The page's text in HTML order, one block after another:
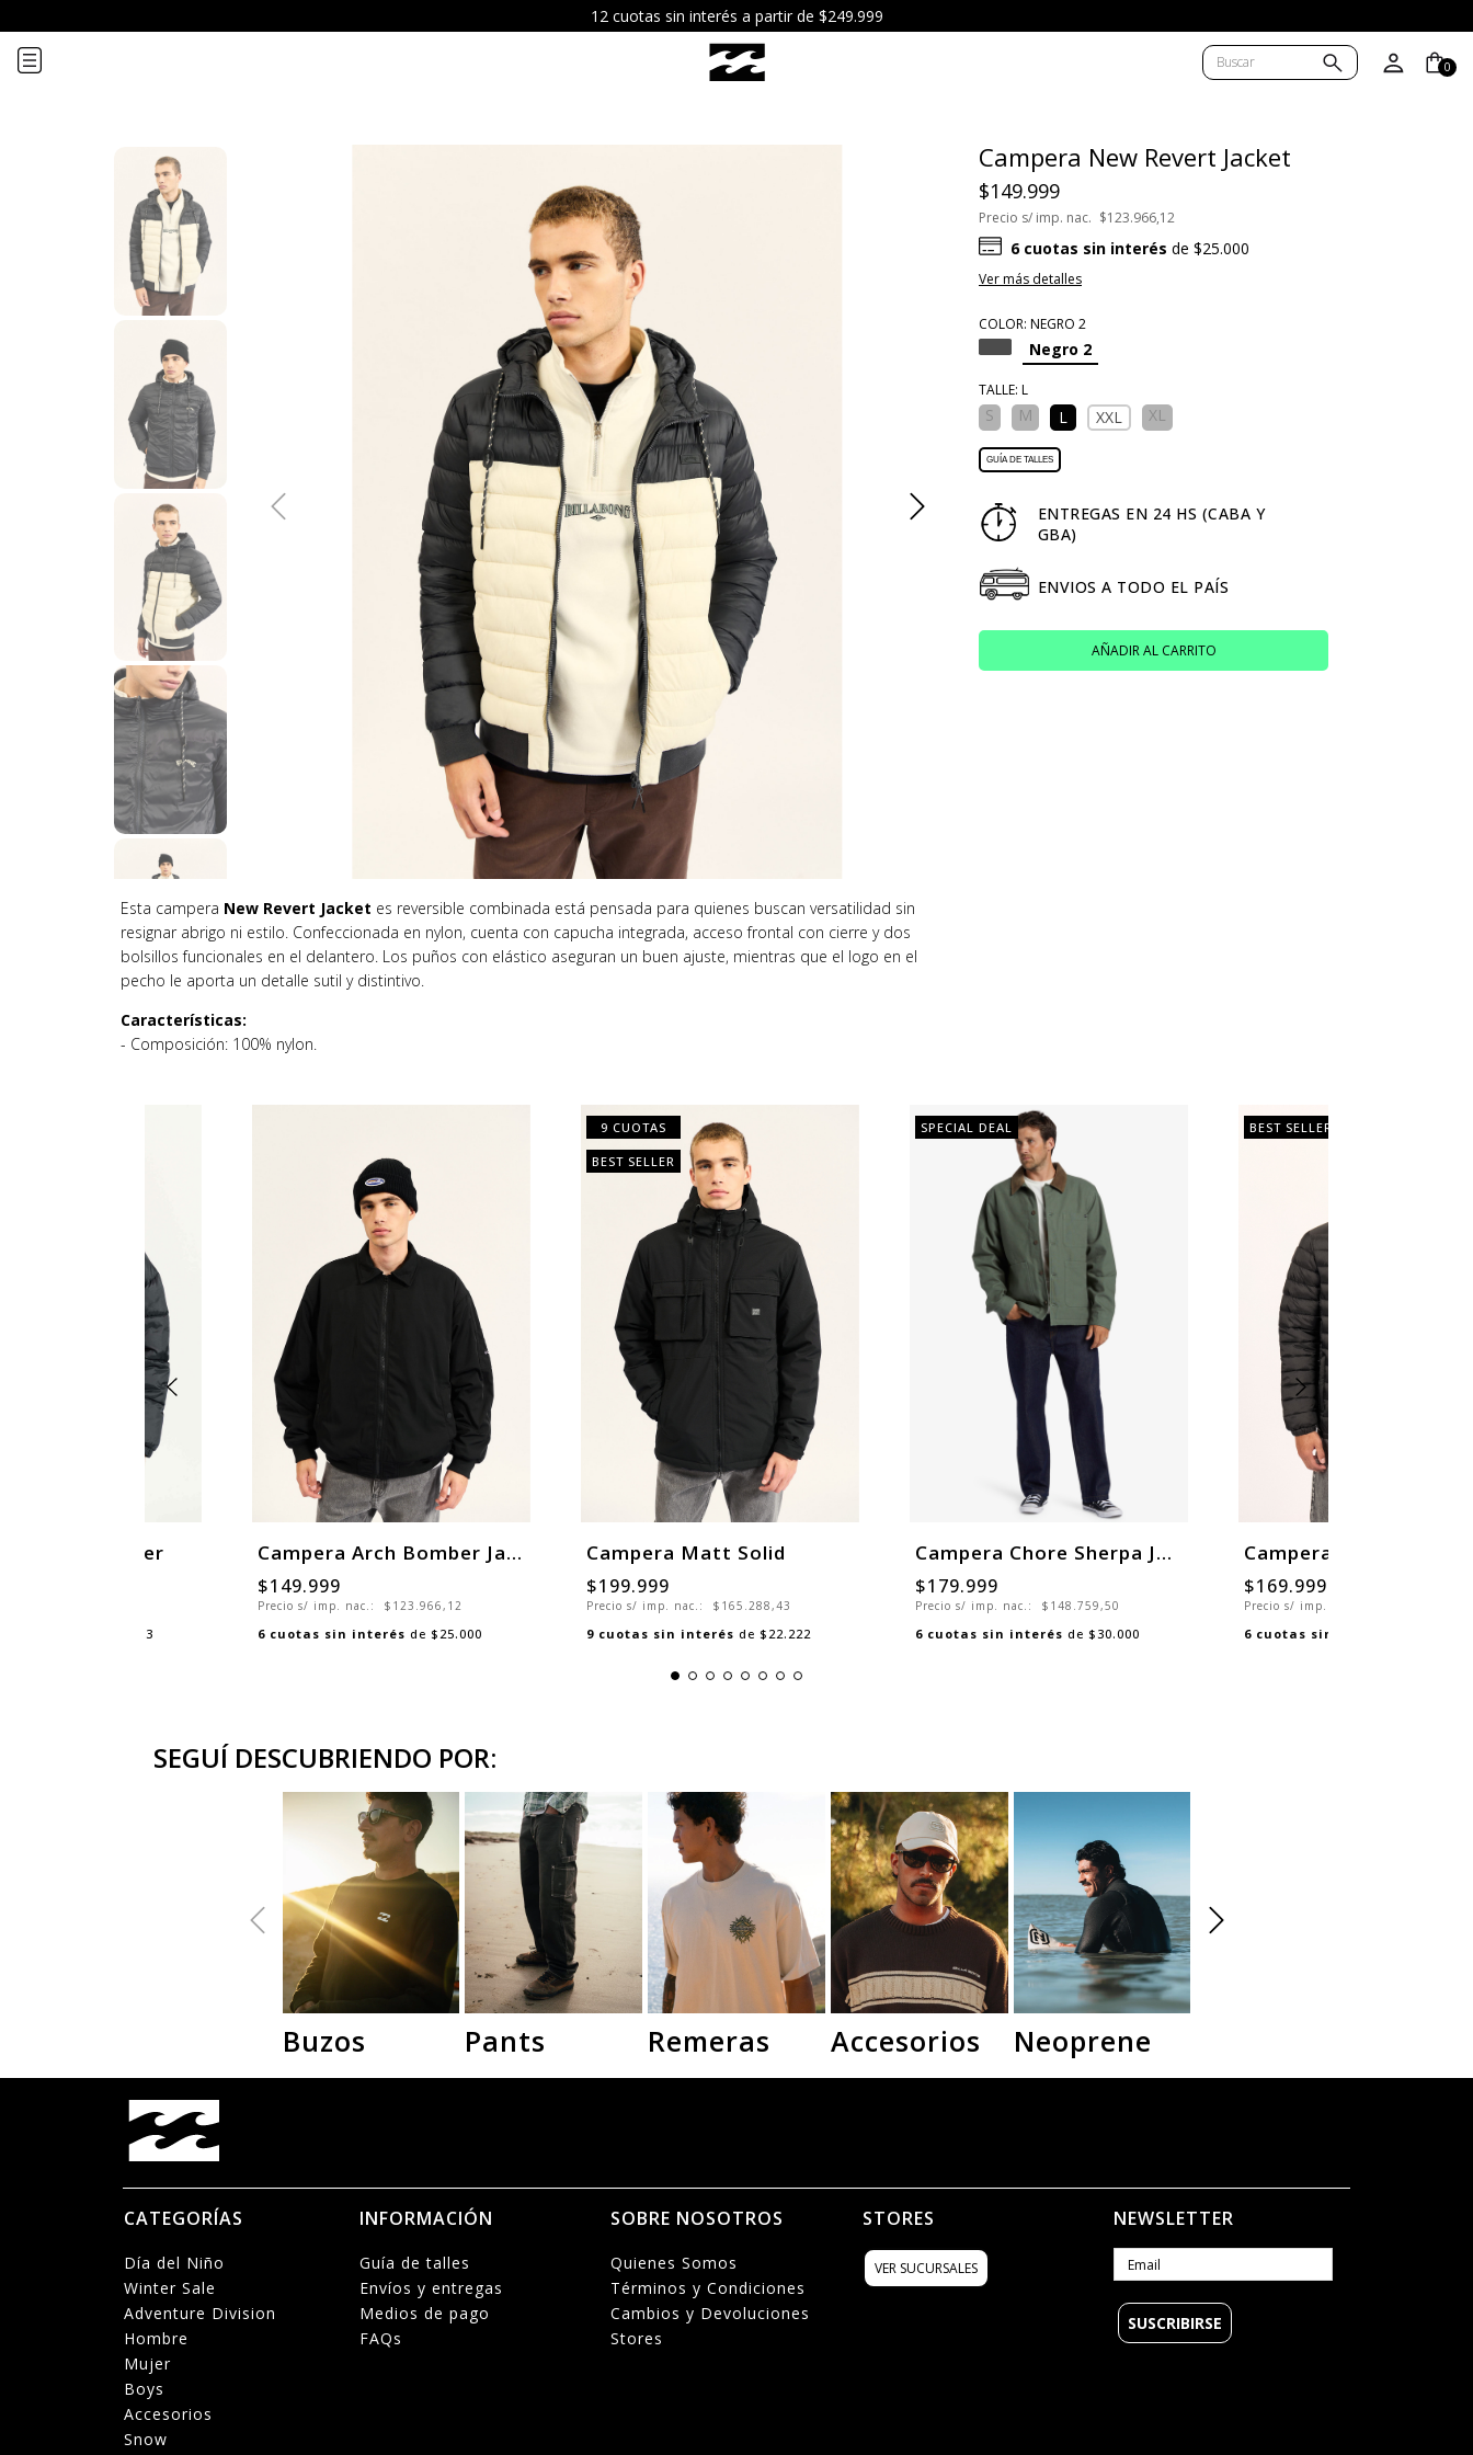
12 cuotas sin interés a partir de $249.999
0
Esta campera New Revert Jacket es reversible combinada está pensada para quienes buscan versatilidad sin
resignar abrigo ni estilo. Confeccionada en nylon, cuenta con capucha integrada, acceso frontal con cierre y dos
bolsillos funcionales en el delantero. Los puños con elástico aseguran un buen ajuste, mientras que el logo en el
pecho le aporta un detalle sutil y distintivo.
Características:
- Composición: 100% nylon.
Campera New Revert Jacket
$149.999
Precio s/ imp. nac. $123.966,12
6 cuotas sin interés de $25.000
Ver más detalles
COLOR: NEGRO 2
Negro 2
TALLE: L
S M L XXL XL
GUÍA DE TALLES
ENTREGAS EN 24 HS (CABA Y
GBA)
ENVIOS A TODO EL PAÍS
Anorak Puffer
$23.333
Campera Arch Bomber Jacket
$149.999
Precio s/ imp. nac.: $123.966,12
6 cuotas sin interés de $25.000
9 CUOTAS
BEST SELLER
Campera Matt Solid
$199.999
Precio s/ imp. nac.: $165.288,43
9 cuotas sin interés de $22.222
SPECIAL DEAL
Campera Chore Sherpa Jacket
$179.999
Precio s/ imp. nac.: $148.759,50
6 cuotas sin interés de $30.000
BEST SELLER
Campera Daily Puffer
$169.999
Precio s/ imp. nac.:
6 cuotas sin interés
SEGUÍ DESCUBRIENDO POR:
Buzos Pants Remeras Accesorios Neoprene
CATEGORÍAS
Día del Niño
Winter Sale
Adventure Division
Hombre
Mujer
Boys
Accesorios
Snow
INFORMACIÓN
Guía de talles
Envíos y entregas
Medios de pago
FAQs
SOBRE NOSOTROS
Quienes Somos
Términos y Condiciones
Cambios y Devoluciones
Stores
STORES
VER SUCURSALES
NEWSLETTER